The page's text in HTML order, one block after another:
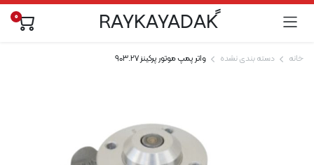
ًRAYKAYADAK 0
خانه دسته بندی نشده واتر پمپ موتور پرکینز 903.27